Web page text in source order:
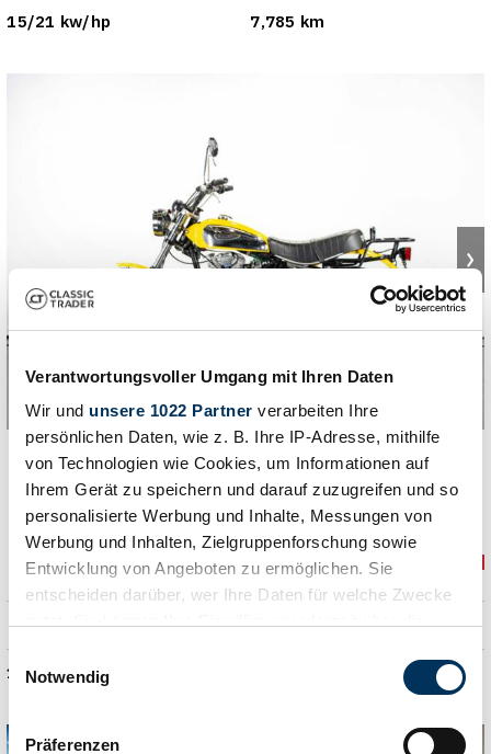
Verantwortungsvoller Umgang mit Ihren Daten
Wir und unsere 1022 Partner verarbeiten Ihre
persönlichen Daten, wie z. B. Ihre IP-Adresse, mithilfe
von Technologien wie Cookies, um Informationen auf
Ihrem Gerät zu speichern und darauf zuzugreifen und so
personalisierte Werbung und Inhalte, Messungen von
Werbung und Inhalten, Zielgruppenforschung sowie
Entwicklung von Angeboten zu ermöglichen. Sie
entscheiden darüber, wer Ihre Daten für welche Zwecke
Trigger Symbol ändern oder widerrufen
Einwilligungsauswahl
Notwendig
Präferenzen
15/21 kw/hp 7,785 km
1/50
1969 | Ducati 450 Scrambler
Ducati SCRAMBLER 450
GBP9,434
Enduro/Scrambler
17/23 kw/hp